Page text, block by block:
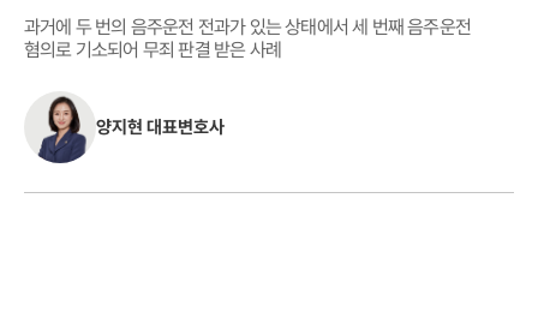
과거에 두 번의 음주운전 전과가 있는 상태에서 세 번째 음주운전
혐의로 기소되어 무죄 판결 받은 사례
양지현 대표변호사